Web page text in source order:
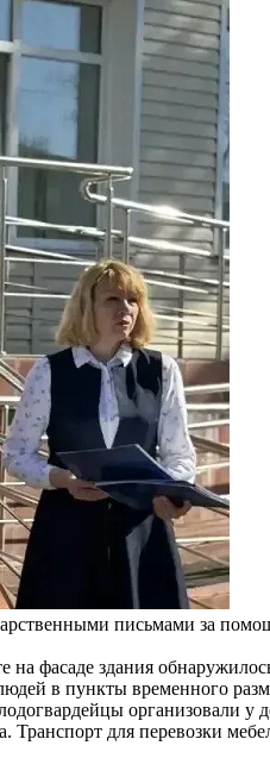
письмами за
на фасаде здания
в пункты временного
организовали у
для перевозки